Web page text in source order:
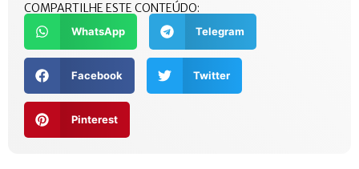
COMPARTILHE ESTE CONTEÚDO:
WhatsApp Telegram
Facebook Twitter
Pinterest